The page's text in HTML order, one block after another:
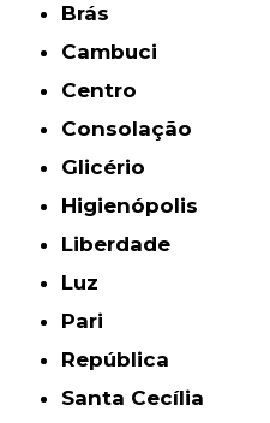
Brás
Cambuci
Centro
Consolação
Glicério
Higienópolis
Liberdade
Luz
Pari
República
Santa Cecília